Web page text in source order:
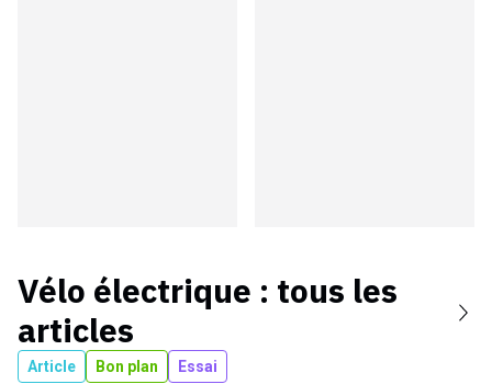
Vélo électrique : tous les
articles
Article Bon plan Essai